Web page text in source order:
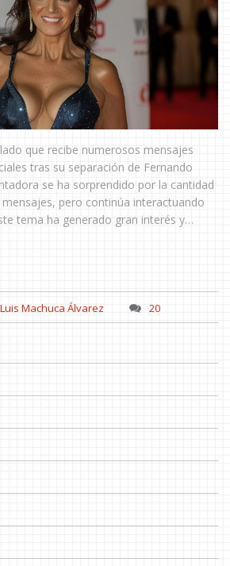
que recibe numerosos mensajes
tras su separación de Fernando
se ha sorprendido por la cantidad
pero continúa interactuando
tema ha generado gran interés y
Luis Machuca Álvarez 20